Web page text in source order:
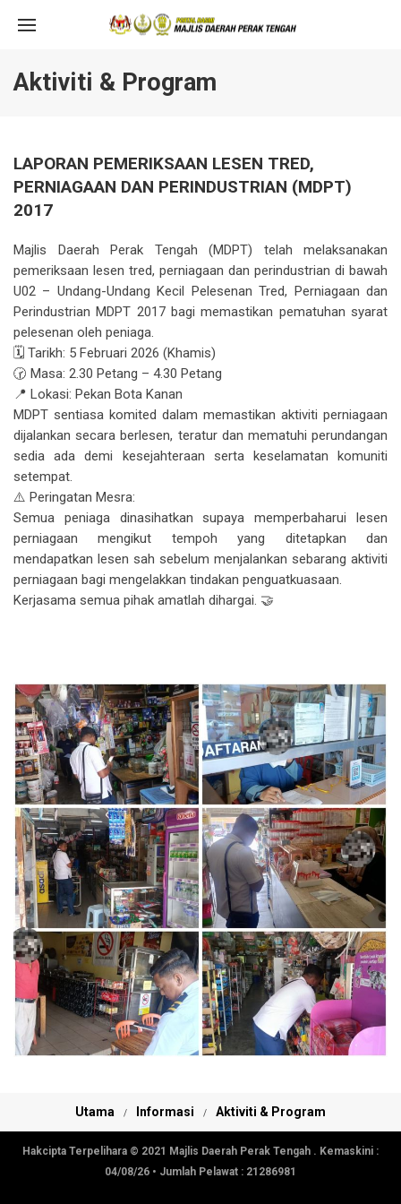
Aktiviti & Program
LAPORAN PEMERIKSAAN LESEN TRED,
PERNIAGAAN DAN PERINDUSTRIAN (MDPT)
2017
Majlis Daerah Perak Tengah (MDPT) telah melaksanakan
pemeriksaan lesen tred, perniagaan dan perindustrian di bawah
U02 – Undang-Undang Kecil Pelesenan Tred, Perniagaan dan
Perindustrian MDPT 2017 bagi memastikan pematuhan syarat
pelesenan oleh peniaga.
🗓 Tarikh: 5 Februari 2026 (Khamis)
🕝 Masa: 2.30 Petang – 4.30 Petang
📍 Lokasi: Pekan Bota Kanan
MDPT sentiasa komited dalam memastikan aktiviti perniagaan
dijalankan secara berlesen, teratur dan mematuhi perundangan
sedia ada demi kesejahteraan serta keselamatan komuniti
setempat.
⚠️ Peringatan Mesra:
Semua peniaga dinasihatkan supaya memperbaharui lesen
perniagaan mengikut tempoh yang ditetapkan dan
mendapatkan lesen sah sebelum menjalankan sebarang aktiviti
perniagaan bagi mengelakkan tindakan penguatkuasaan.
Kerjasama semua pihak amatlah dihargai. 🤝
Utama Informasi Aktiviti & Program
Hakcipta Terpelihara © 2021 Majlis Daerah Perak Tengah . Kemaskini :
04/08/26 • Jumlah Pelawat : 21286981